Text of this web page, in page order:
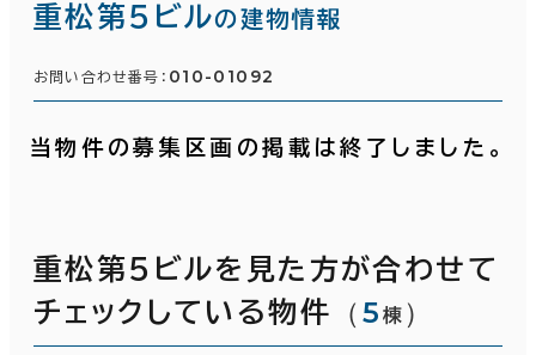
重松第５ビルの建物情報
お問い合わせ番号： 010-01092
当物件の募集区画の掲載は終了しました。
重松第５ビルを見た方が合わせて
チェックしている物件
（5 棟 ）